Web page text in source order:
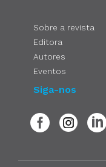
Sobre a revista
Editora
Autores
Eventos
Siga-nos